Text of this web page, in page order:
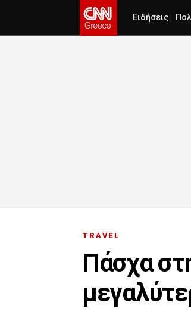
Ειδήσεις
TRAVEL
Πάσχα